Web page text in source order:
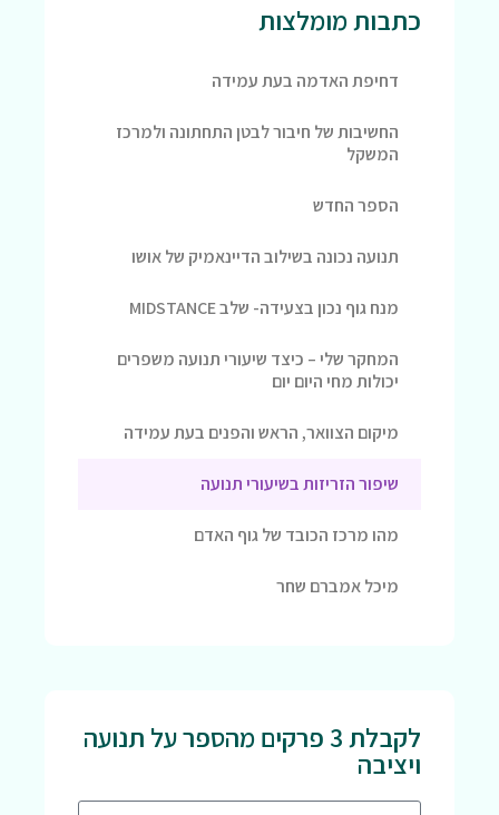
כתבות מומלצות
דחיפת האדמה בעת עמידה
החשיבות של חיבור לבטן התחתונה ולמרכז
המשקל
הספר החדש
תנועה נכונה בשילוב הדיינאמיק של אושו
מנח גוף נכון בצעידה- שלב MIDSTANCE
המחקר שלי – כיצד שיעורי תנועה משפרים
יכולות מחי היום יום
מיקום הצוואר, הראש והפנים בעת עמידה
שיפור הזריזות בשיעורי תנועה
מהו מרכז הכובד של גוף האדם
מיכל אמברם שחר
לקבלת 3 פרקים מהספר על תנועה
ויציבה